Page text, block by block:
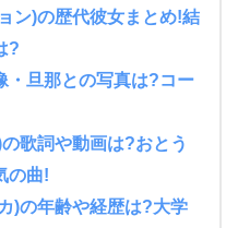
ン)の歴代彼女まとめ!結
?
旦那との写真は?コー
歌詞や動画は?おとう
の曲!
)の年齢や経歴は?大学